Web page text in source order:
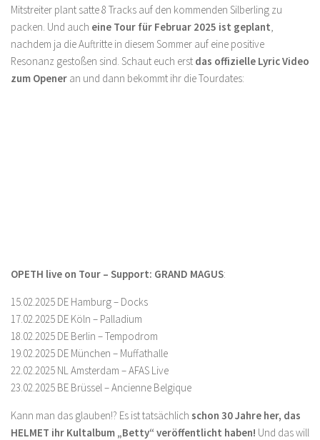
Mitstreiter plant satte 8 Tracks auf den kommenden Silberling zu
packen. Und auch eine Tour für Februar 2025 ist geplant
nachdem ja die Auftritte in diesem Sommer auf eine positive
Resonanz gestoßen sind. Schaut euch erst das offizielle Lyric Video
zum Opener an und dann bekommt ihr die Tourdates:
OPETH live on Tour – Support: GRAND MAGUS:
15.02.2025 DE Hamburg – Docks
17.02.2025 DE Köln – Palladium
18.02.2025 DE Berlin – Tempodrom
19.02.2025 DE München – Muffathalle
22.02.2025 NL Amsterdam – AFAS Live
23.02.2025 BE Brüssel – Ancienne Belgique
Kann man das glauben!? Es ist tatsächlich schon 30 Jahre her, das
HELMET ihr Kultalbum „Betty“ veröffentlicht haben! Und das will